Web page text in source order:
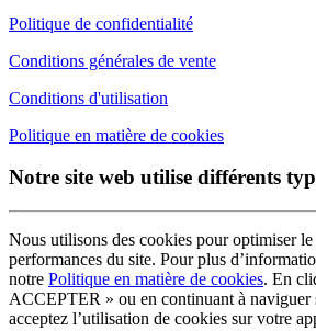
Politique de confidentialité
Conditions générales de vente
Conditions d'utilisation
Politique en matière de cookies
Notre site web utilise différents
Nous utilisons des cookies pour optimiser le
performances du site. Pour plus
notre Politique en matière de cookies. En
ACCEPTER » ou en continuant à naviguer
acceptez l’utilisation de cookies sur votre